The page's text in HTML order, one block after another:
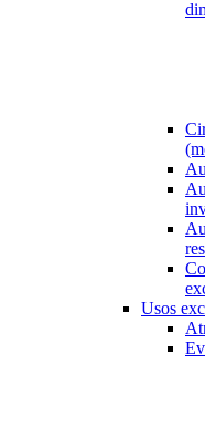
Usos